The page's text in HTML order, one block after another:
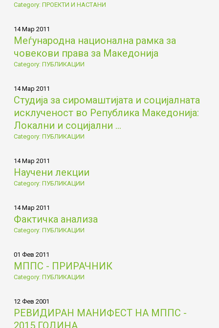
Category: ПРОЕКТИ И НАСТАНИ
14 Мар 2011
Меѓународна национална рамка за
човекови права за Македонија
Category: ПУБЛИКАЦИИ
14 Мар 2011
Студија за сиромаштијата и социјалната
исклученост во Република Македонија:
Локални и социјални ...
Category: ПУБЛИКАЦИИ
14 Мар 2011
Научени лекции
Category: ПУБЛИКАЦИИ
14 Мар 2011
Фактичка анализа
Category: ПУБЛИКАЦИИ
01 Фев 2011
МППС - ПРИРАЧНИК
Category: ПУБЛИКАЦИИ
12 Фев 2001
РЕВИДИРАН МАНИФЕСТ НА МППС -
2015 ГОДИНА